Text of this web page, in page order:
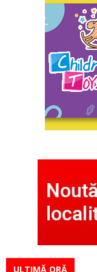
ULTIMĂ ORĂ